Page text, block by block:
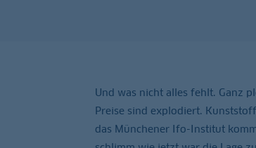
Und was nicht alles fehlt. Ganz
Preise sind explodiert.
das Münchener Ifo-Institut